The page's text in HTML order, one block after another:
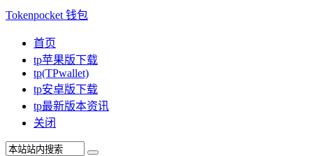
Tokenpocket 钱包
首页
tp苹果版下载
tp(TPwallet)
tp安卓版下载
tp最新版本资讯
关闭